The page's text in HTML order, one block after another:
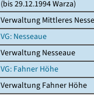
(bis 29.12.1994 Warza)
Verwaltung Mittleres
VG: Nesseaue
Verwaltung Nesseaue
VG: Fahner Höhe
Verwaltung Fahner Höhe